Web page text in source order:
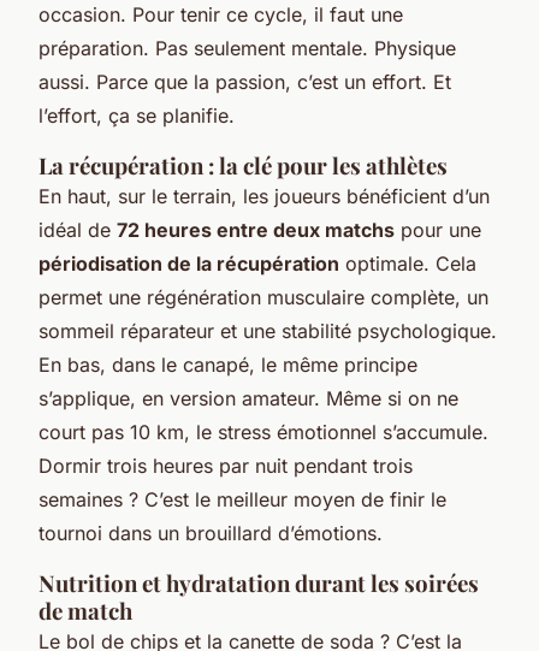
occasion. Pour tenir ce cycle, il faut une
préparation. Pas seulement mentale. Physique
aussi. Parce que la passion, c’est un effort. Et
l’effort, ça se planifie.
La récupération : la clé pour les athlètes
En haut, sur le terrain, les joueurs bénéficient d’un
idéal de 72 heures entre deux matchs pour une
périodisation de la récupération optimale. Cela
permet une régénération musculaire complète, un
sommeil réparateur et une stabilité psychologique.
En bas, dans le canapé, le même principe
s’applique, en version amateur. Même si on ne
court pas 10 km, le stress émotionnel s’accumule.
Dormir trois heures par nuit pendant trois
semaines ? C’est le meilleur moyen de finir le
tournoi dans un brouillard d’émotions.
Nutrition et hydratation durant les soirées
de match
Le bol de chips et la canette de soda ? C’est la